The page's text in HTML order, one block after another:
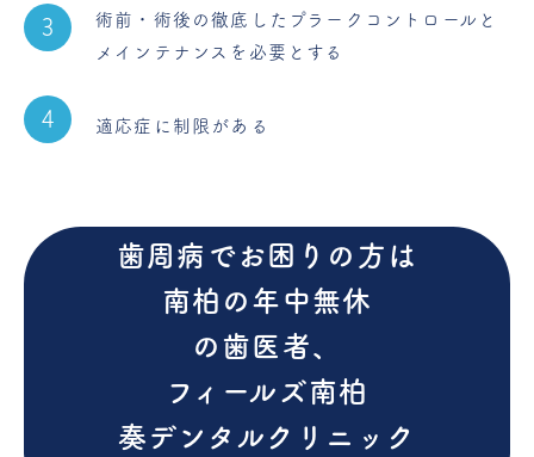
術前・術後の徹底したプラークコントロールと
メインテナンスを必要とする
適応症に制限がある
歯周病でお困りの方は
南柏の年中無休
の歯医者、
フィールズ南柏
奏デンタルクリニック